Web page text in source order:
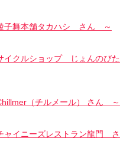
子舞本舗タカハシ さん ～
イクルショップ じょんのびた
（チルメール） さん ～
イニーズレストラン龍門 さ